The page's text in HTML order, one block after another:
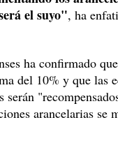
el suyo", ha
ha confirmado
del 10% y que las
serán
arancelarias se